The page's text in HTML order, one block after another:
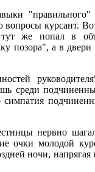
"правильного"
вопросы курсант.
же попал в
позора", а в двери
среди
нервно
очки молодой
ночи, напрягая